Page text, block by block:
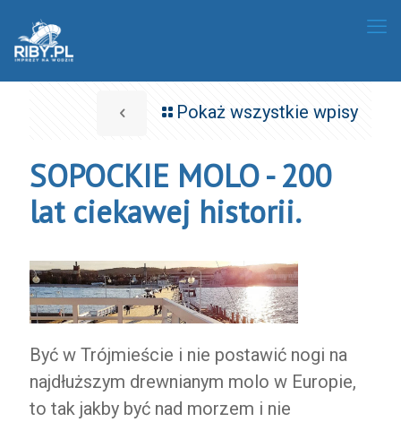
Pokaż wszystkie wpisy
SOPOCKIE MOLO - 200
lat ciekawej historii.
Być w Trójmieście i nie postawić nogi na
najdłuższym drewnianym molo w Europie,
to tak jakby być nad morzem i nie